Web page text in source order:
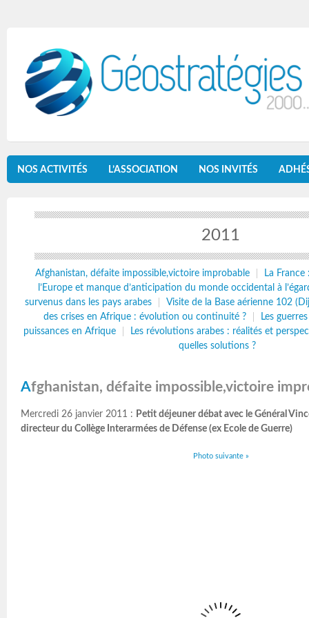
NOS ACTIVITÉS L’ASSOCIATION NOS INVITÉS
2011
Afghanistan, défaite impossible,victoire improbable
La
l’Europe et manque d’anticipation du monde occidental à
survenus dans les pays arabes
Visite de la Base aérienne 102
des crises en Afrique : évolution ou continuité ?
Les
puissances en Afrique
Les révolutions arabes : réalités et
quelles solutions ?
Afghanistan, défaite impossible,victoire
Mercredi 26 janvier 2011 : Petit déjeuner débat avec le Général
directeur du Collège Interarmées de Défense (ex Ecole de Guerre)
Photo suivante »